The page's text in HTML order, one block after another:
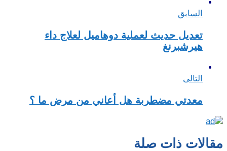
السابق
تعديل حديث لعملية دوهاميل لعلاج داء
هيرشبرنغ
التالى
معدتي مضطربة هل أعاني من مرض ما ؟
مقالات ذات صلة